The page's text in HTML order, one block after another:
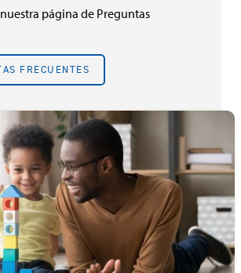
página de Preguntas
FRECUENTES